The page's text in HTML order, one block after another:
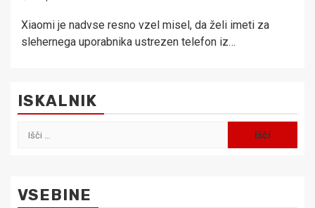
Xiaomi je nadvse resno vzel misel, da želi imeti za
slehernega uporabnika ustrezen telefon iz…
ISKALNIK
Išči:
VSEBINE